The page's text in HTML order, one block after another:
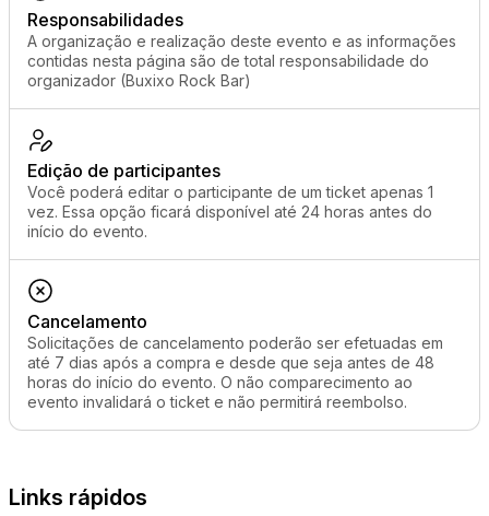
Responsabilidades
A organização e realização deste evento e as informações
contidas nesta página são de total responsabilidade do
organizador (Buxixo Rock Bar)
Edição de participantes
Você poderá editar o participante de um ticket apenas 1
vez. Essa opção ficará disponível até 24 horas antes do
início do evento.
Cancelamento
Solicitações de cancelamento poderão ser efetuadas em
até 7 dias após a compra e desde que seja antes de 48
horas do início do evento. O não comparecimento ao
evento invalidará o ticket e não permitirá reembolso.
Links rápidos